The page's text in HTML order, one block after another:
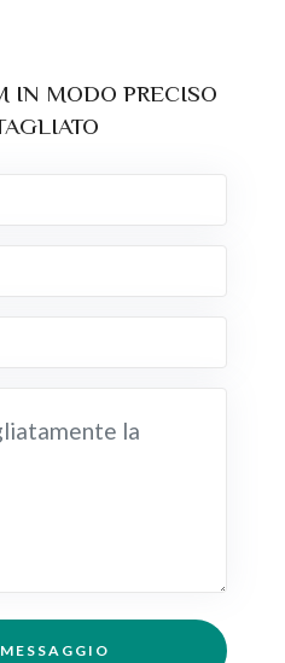
IN MODO PRECISO